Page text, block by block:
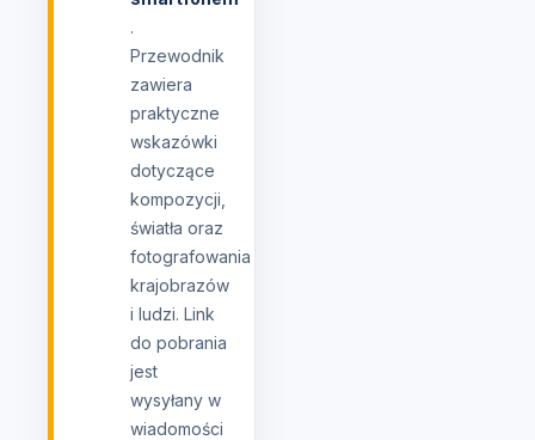
.
Przewodnik
zawiera
praktyczne
wskazówki
dotyczące
kompozycji,
światła oraz
fotografowania
krajobrazów
i ludzi. Link
do pobrania
jest
wysyłany w
wiadomości